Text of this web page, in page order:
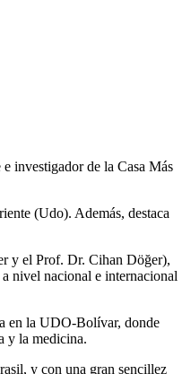
investigador de la Casa Más
(Udo). Además, destaca
y el Prof. Dr. Cihan Döğer),
nivel nacional e internacional
en la UDO-Bolívar, donde
y la medicina.
y con una gran sencillez